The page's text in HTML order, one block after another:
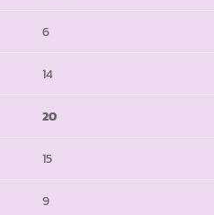
6
14
20
15
9